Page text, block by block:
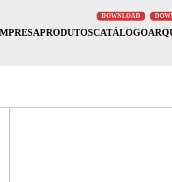
PRODUTOSCATÁLOGO